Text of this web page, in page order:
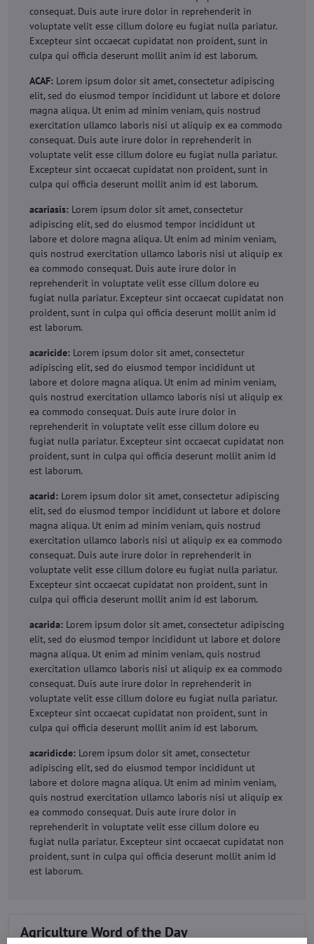
consequat. Duis aute irure dolor in reprehenderit in
voluptate velit esse cillum dolore eu fugiat nulla pariatur.
Excepteur sint occaecat cupidatat non proident, sunt in
culpa qui officia deserunt mollit anim id est laborum.
ACAF: Lorem ipsum dolor sit amet, consectetur adipiscing
elit, sed do eiusmod tempor incididunt ut labore et dolore
magna aliqua. Ut enim ad minim veniam, quis nostrud
exercitation ullamco laboris nisi ut aliquip ex ea commodo
consequat. Duis aute irure dolor in reprehenderit in
voluptate velit esse cillum dolore eu fugiat nulla pariatur.
Excepteur sint occaecat cupidatat non proident, sunt in
culpa qui officia deserunt mollit anim id est laborum.
acariasis: Lorem ipsum dolor sit amet, consectetur
adipiscing elit, sed do eiusmod tempor incididunt ut
labore et dolore magna aliqua. Ut enim ad minim veniam,
quis nostrud exercitation ullamco laboris nisi ut aliquip ex
ea commodo consequat. Duis aute irure dolor in
reprehenderit in voluptate velit esse cillum dolore eu
fugiat nulla pariatur. Excepteur sint occaecat cupidatat non
proident, sunt in culpa qui officia deserunt mollit anim id
est laborum.
acaricide: Lorem ipsum dolor sit amet, consectetur
adipiscing elit, sed do eiusmod tempor incididunt ut
labore et dolore magna aliqua. Ut enim ad minim veniam,
quis nostrud exercitation ullamco laboris nisi ut aliquip ex
ea commodo consequat. Duis aute irure dolor in
reprehenderit in voluptate velit esse cillum dolore eu
fugiat nulla pariatur. Excepteur sint occaecat cupidatat non
proident, sunt in culpa qui officia deserunt mollit anim id
est laborum.
acarid: Lorem ipsum dolor sit amet, consectetur adipiscing
elit, sed do eiusmod tempor incididunt ut labore et dolore
magna aliqua. Ut enim ad minim veniam, quis nostrud
exercitation ullamco laboris nisi ut aliquip ex ea commodo
consequat. Duis aute irure dolor in reprehenderit in
voluptate velit esse cillum dolore eu fugiat nulla pariatur.
Excepteur sint occaecat cupidatat non proident, sunt in
culpa qui officia deserunt mollit anim id est laborum.
acarida: Lorem ipsum dolor sit amet, consectetur adipiscing
elit, sed do eiusmod tempor incididunt ut labore et dolore
magna aliqua. Ut enim ad minim veniam, quis nostrud
exercitation ullamco laboris nisi ut aliquip ex ea commodo
consequat. Duis aute irure dolor in reprehenderit in
voluptate velit esse cillum dolore eu fugiat nulla pariatur.
Excepteur sint occaecat cupidatat non proident, sunt in
culpa qui officia deserunt mollit anim id est laborum.
acaridicde: Lorem ipsum dolor sit amet, consectetur
adipiscing elit, sed do eiusmod tempor incididunt ut
labore et dolore magna aliqua. Ut enim ad minim veniam,
quis nostrud exercitation ullamco laboris nisi ut aliquip ex
ea commodo consequat. Duis aute irure dolor in
reprehenderit in voluptate velit esse cillum dolore eu
fugiat nulla pariatur. Excepteur sint occaecat cupidatat non
proident, sunt in culpa qui officia deserunt mollit anim id
est laborum.
Agriculture Word of the Day